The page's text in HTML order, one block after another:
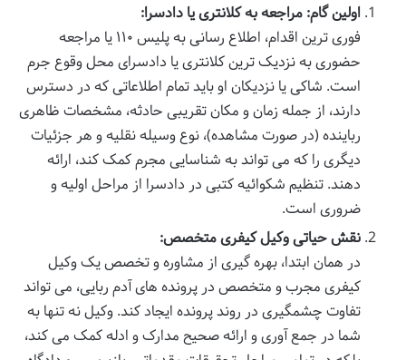
اولین گام: مراجعه به کلانتری یا دادسرا:
فوری ترین اقدام، اطلاع رسانی به پلیس ۱۱۰ یا مراجعه
حضوری به نزدیک ترین کلانتری یا دادسرای محل وقوع جرم
است. شاکی یا نزدیکان او باید تمام اطلاعاتی که در دسترس
دارند، از جمله زمان و مکان تقریبی حادثه، مشخصات ظاهری
رباینده (در صورت مشاهده)، نوع وسیله نقلیه و هر جزئیات
دیگری را که می تواند به شناسایی مجرم کمک کند، ارائه
دهند. تنظیم شکوائیه کتبی در دادسرا از مراحل اولیه و
ضروری است.
نقش حیاتی وکیل کیفری متخصص:
در همان ابتدا، بهره گیری از مشاوره و تخصص یک وکیل
کیفری مجرب و متخصص در پرونده های آدم ربایی، می تواند
تفاوت چشمگیری در روند پرونده ایجاد کند. وکیل نه تنها به
شما در جمع آوری و ارائه صحیح مدارک و ادله کمک می کند،